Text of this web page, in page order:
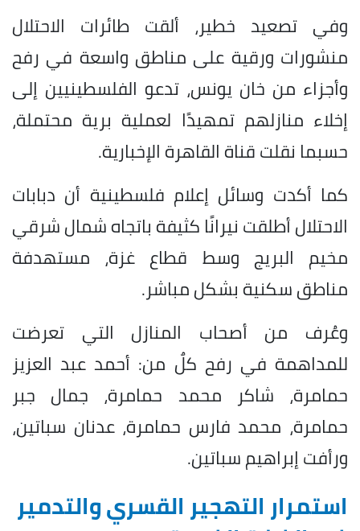
وفي تصعيد خطير، ألقت طائرات الاحتلال
منشورات ورقية على مناطق واسعة في رفح
وأجزاء من خان يونس، تدعو الفلسطينيين إلى
إخلاء منازلهم تمهيدًا لعملية برية محتملة،
حسبما نقلت قناة القاهرة الإخبارية.
كما أكدت وسائل إعلام فلسطينية أن دبابات
الاحتلال أطلقت نيرانًا كثيفة باتجاه شمال شرقي
مخيم البريج وسط قطاع غزة، مستهدفة
مناطق سكنية بشكل مباشر.
وعُرف من أصحاب المنازل التي تعرضت
للمداهمة في رفح كلٌ من: أحمد عبد العزيز
حمامرة، شاكر محمد حمامرة، جمال جبر
حمامرة، محمد فارس حمامرة، عدنان سباتين،
ورأفت إبراهيم سباتين.
استمرار التهجير القسري والتدمير